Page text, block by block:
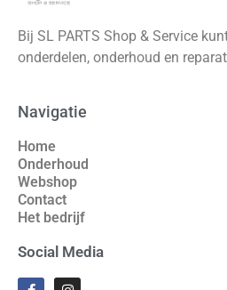
Bij SL PARTS Shop & Service
onderdelen, onderhoud en
Navigatie
Home
Onderhoud
Webshop
Contact
Het bedrijf
Social Media